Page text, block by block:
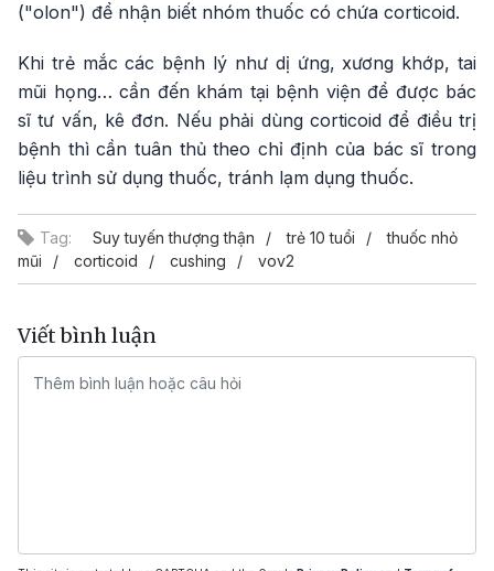
("olon") để nhận biết nhóm thuốc có chứa corticoid.
Khi trẻ mắc các bệnh lý như dị ứng, xương khớp, tai
mũi họng… cần đến khám tại bệnh viện để được bác
sĩ tư vấn, kê đơn. Nếu phải dùng corticoid để điều trị
bệnh thì cần tuân thủ theo chỉ định của bác sĩ trong
liệu trình sử dụng thuốc, tránh lạm dụng thuốc.
Tag: Suy tuyến thượng thận trẻ 10 tuổi
thuốc nhỏ
mũi
corticoid cushing vov2
Viết bình luận